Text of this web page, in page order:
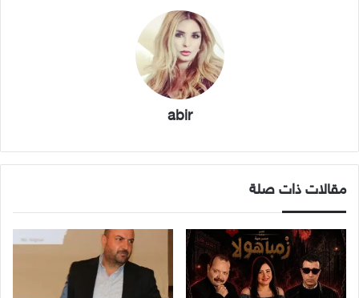
abir
مقالات ذات صلة